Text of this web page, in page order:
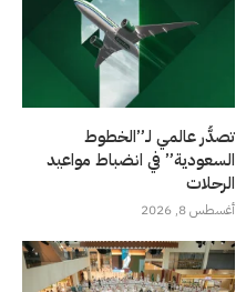
تصدُّر عالمي لـ”الخطوط
السعودية” في انضباط مواعيد
الرحلات
أغسطس 8, 2026